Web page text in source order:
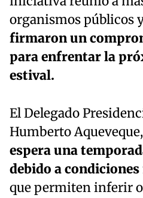
organismos públicos
firmaron un
para enfrentar la
estival.
El Delegado
Humberto
espera una
debido a
que permiten inferir